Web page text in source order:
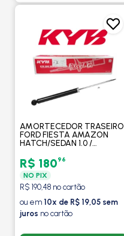
AMORTECEDOR TRASEIRO
FORD FIESTA AMAZON
HATCH/SEDAN 1.0 /
(EXCETO NEW FIESTA) /
2003 A 2014 - KAYABA
R$ 18096
NO PIX
R$ 190,48 no cartão
ou em 10x de R$ 19,05 sem
juros no cartão